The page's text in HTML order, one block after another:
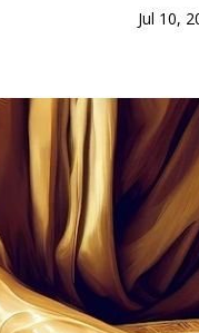
Jul 10,